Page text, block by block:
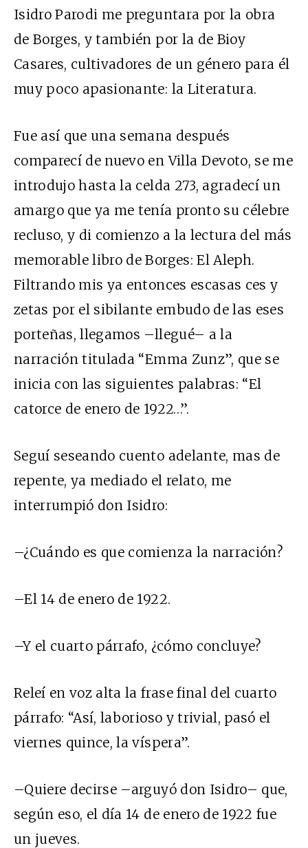
Isidro Parodi me preguntara por la obra
de Borges, y también por la de Bioy
Casares, cultivadores de un género para él
muy poco apasionante: la Literatura.
Fue así que una semana después
comparecí de nuevo en Villa Devoto, se me
introdujo hasta la celda 273, agradecí un
amargo que ya me tenía pronto su célebre
recluso, y di comienzo a la lectura del más
memorable libro de Borges: El Aleph.
Filtrando mis ya entonces escasas ces y
zetas por el sibilante embudo de las eses
porteñas, llegamos –llegué– a la
narración titulada “Emma Zunz”, que se
inicia con las siguientes palabras: “El
catorce de enero de 1922…”.
Seguí seseando cuento adelante, mas de
repente, ya mediado el relato, me
interrumpió don Isidro:
–¿Cuándo es que comienza la narración?
–El 14 de enero de 1922.
–Y el cuarto párrafo, ¿cómo concluye?
Releí en voz alta la frase final del cuarto
párrafo: “Así, laborioso y trivial, pasó el
viernes quince, la víspera”.
–Quiere decirse –arguyó don Isidro– que,
según eso, el día 14 de enero de 1922 fue
un jueves.